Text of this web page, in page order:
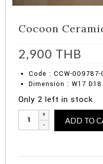
Cocoon
2,900 THB
Code : CCW-009787-
Dimension : W17
Only 2 left in stock
Cocoon
Ceramic
เซ
ADD TO